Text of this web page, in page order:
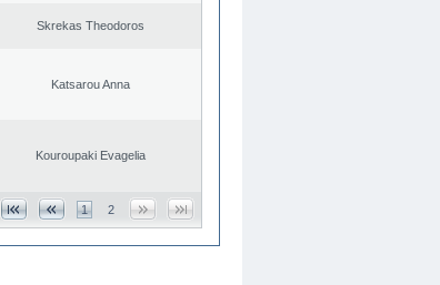
Skrekas Theodoros
Katsarou Anna
Kouroupaki Evagelia
1 2